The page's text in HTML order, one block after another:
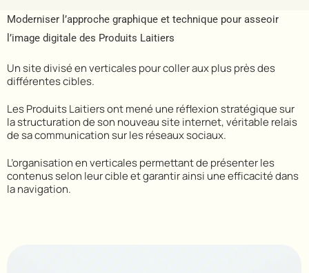
Moderniser l’approche graphique et technique pour asseoir
l’image digitale des Produits Laitiers
Un site divisé en verticales pour coller aux plus près des
différentes cibles.
Les Produits Laitiers ont mené une réflexion stratégique sur
la structuration de son nouveau site internet, véritable relais
de sa communication sur les réseaux sociaux.
L’organisation en verticales permettant de présenter les
contenus selon leur cible et garantir ainsi une efficacité dans
la navigation.